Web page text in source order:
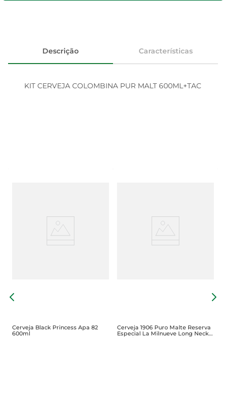
Descrição Características
KIT CERVEJA COLOMBINA PUR MALT 600ML+TAC
Cerveja Black Princess Apa 82
600ml
Cerveja 1906 Puro Malte Reserva
Especial La Milnueve Long Neck
355ml